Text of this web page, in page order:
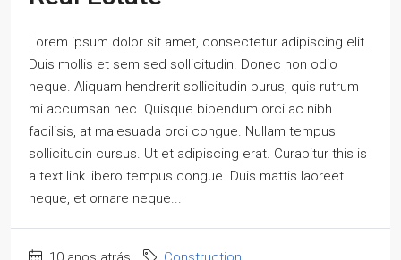
Lorem ipsum dolor sit amet, consectetur adipiscing elit.
Duis mollis et sem sed sollicitudin. Donec non odio
neque. Aliquam hendrerit sollicitudin purus, quis rutrum
mi accumsan nec. Quisque bibendum orci ac nibh
facilisis, at malesuada orci congue. Nullam tempus
sollicitudin cursus. Ut et adipiscing erat. Curabitur this is
a text link libero tempus congue. Duis mattis laoreet
neque, et ornare neque...